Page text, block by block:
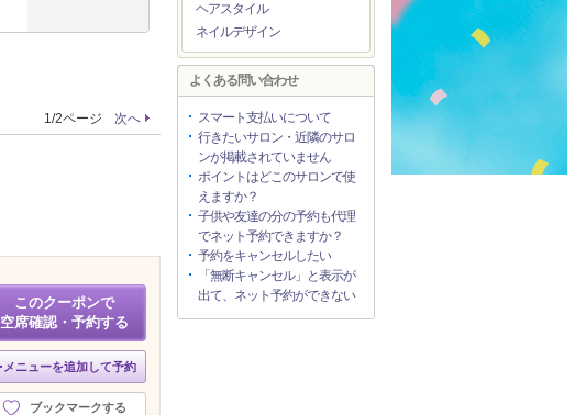
1/2ページ 次へ
このクーポンで
空席確認・予約する
メニューを追加して予約
ブックマークする
ヘアスタイル
ネイルデザイン
よくある問い合わせ
スマート支払いについて
行きたいサロン・近隣のサロ
ンが掲載されていません
ポイントはどこのサロンで使
えますか？
子供や友達の分の予約も代理
でネット予約できますか？
予約をキャンセルしたい
「無断キャンセル」と表示が
出て、ネット予約ができない